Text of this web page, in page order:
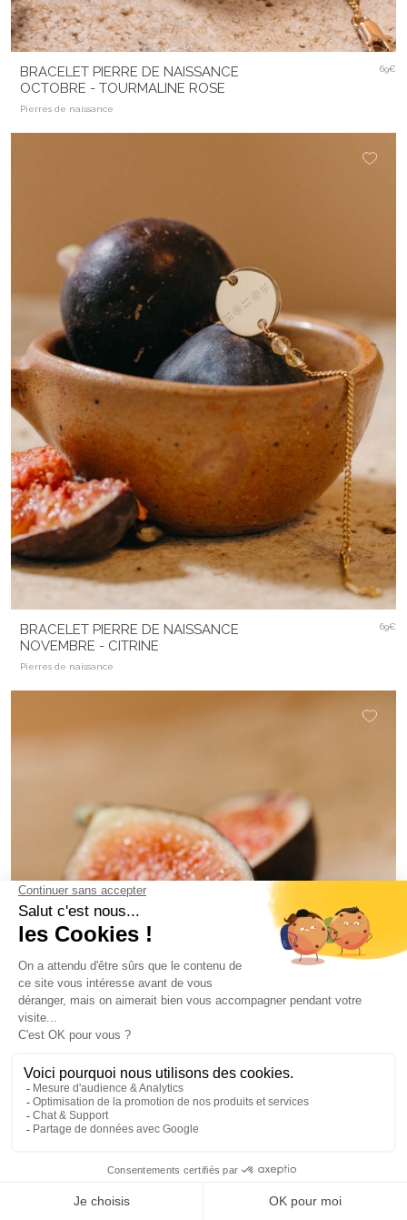
BRACELET PIERRE DE NAISSANCE
OCTOBRE - TOURMALINE ROSE
Pierres de naissance
69€
BRACELET PIERRE DE NAISSANCE
NOVEMBRE - CITRINE
Pierres de naissance
69€
DÉCEMBRE - TANZANITE